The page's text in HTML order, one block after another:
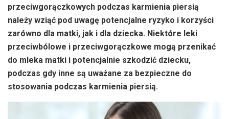
przeciwgorączkowych podczas karmienia piersią
należy wziąć pod uwagę potencjalne ryzyko i korzyści
zarówno dla matki, jak i dla dziecka. Niektóre leki
przeciwbólowe i przeciwgorączkowe mogą przenikać
do mleka matki i potencjalnie szkodzić dziecku,
podczas gdy inne są uważane za bezpieczne do
stosowania podczas karmienia piersią.